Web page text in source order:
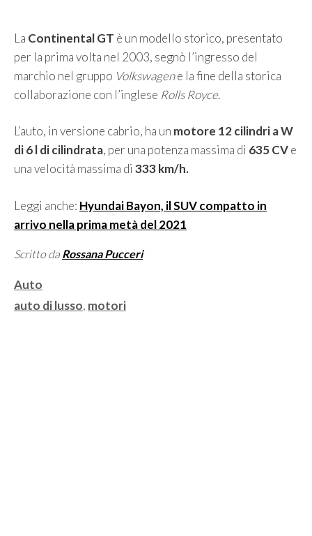
La Continental GT è un modello storico, presentato
per la prima volta nel 2003, segnò l’ingresso del
marchio nel gruppo Volkswagene la fine della storica
collaborazione con l’inglese Rolls Royce.
L’auto, in versione cabrio, ha un motore 12 cilindri a W
di 6 l di cilindrata, per una potenza massima di 635 CVe
una velocità massima di 333 km/h.
Leggi anche: Hyundai Bayon, il SUV compatto in
arrivo nella prima metà del 2021
Scritto da Rossana Pucceri
Categorie
Auto
Tag
auto di lusso, motori